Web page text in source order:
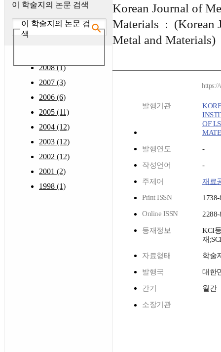
이 학술지의 논문 검색
이 학술지의 논문 검
색
2008 (1)
2007 (3)
2006 (6)
2005 (11)
2004 (12)
2003 (12)
2002 (12)
2001 (2)
1998 (1)
Korean Journal of
Materials : (Korean
Metal and Materials)
발행기관
OF
발행연도 -
작성언어 -
주제어
재료
Print ISSN
1738-
Online ISSN
2288-
등재정보
KCI등
재
자료형태 학술
발행국 대한
간기 월간
소장기관